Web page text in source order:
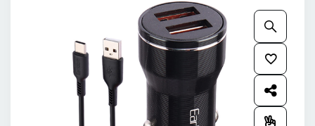
بزرگنمایی محصول
افزودن به علاقمندی ها
اشتراک گذاری محصول
افزودن به مقایسه